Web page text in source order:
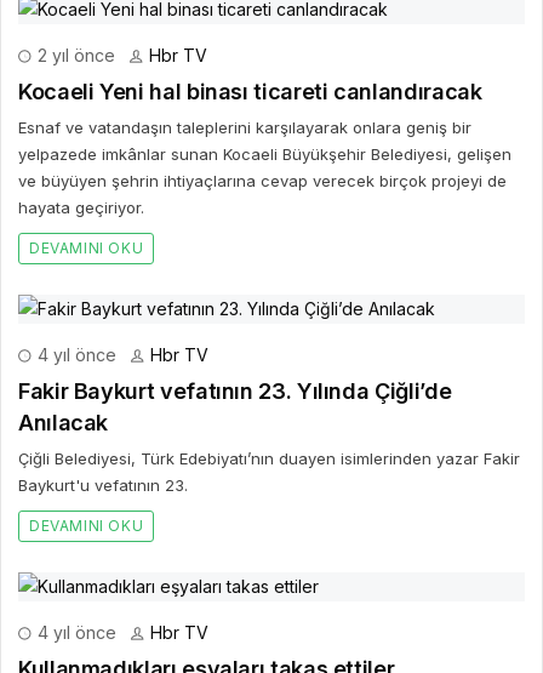
2 yıl önce Hbr TV
Kocaeli Yeni hal binası ticareti canlandıracak
Esnaf ve vatandaşın taleplerini karşılayarak onlara geniş bir
yelpazede imkânlar sunan Kocaeli Büyükşehir Belediyesi, gelişen
ve büyüyen şehrin ihtiyaçlarına cevap verecek birçok projeyi de
hayata geçiriyor.
DEVAMINI OKU
4 yıl önce Hbr TV
Fakir Baykurt vefatının 23. Yılında Çiğli’de
Anılacak
Çiğli Belediyesi, Türk Edebiyatı’nın duayen isimlerinden yazar Fakir
Baykurt'u vefatının 23.
DEVAMINI OKU
4 yıl önce Hbr TV